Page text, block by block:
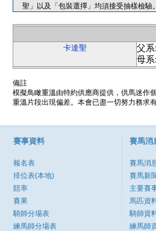
聖」以及「包裝選擇」均須接受抽樣檢驗。
卡達聖
父
母系
備註
模擬鳥瞰重溫由特約供應商提供，供馬迷作
重溫片段出現偏差。本會已盡一切努力務求
賽事資料
報名表
排位表(本地)
賠率
賽果
騎師分場表
練馬師分場表
賽馬消
賽馬消
賽馬新
主要賽
馬匹資
騎師資
練馬師